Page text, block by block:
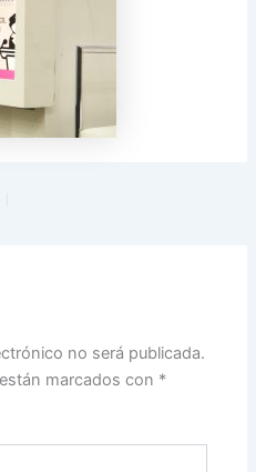
no será publicada.
marcados con *